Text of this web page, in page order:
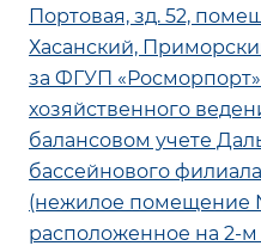
Портовая, зд. 52,
Хасанский,
за ФГУП
хозяйственного
балансовом учете
бассейнового
(нежилое помещение
расположенное на 2-